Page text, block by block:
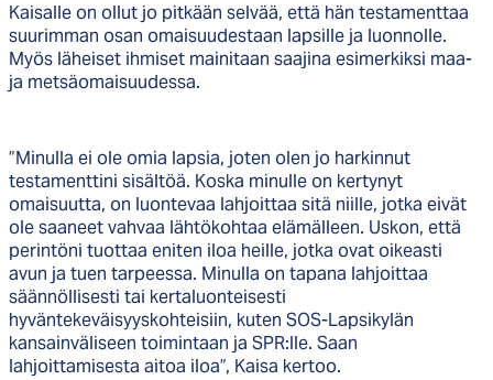
Kaisalle on ollut jo pitkään selvää, että hän testamenttaa
suurimman osan omaisuudestaan lapsille ja luonnolle.
Myös läheiset ihmiset mainitaan saajina esimerkiksi maa-
ja metsäomaisuudessa.
”Minulla ei ole omia lapsia, joten olen jo harkinnut
testamenttini sisältöä. Koska minulle on kertynyt
omaisuutta, on luontevaa lahjoittaa sitä niille, jotka eivät
ole saaneet vahvaa lähtökohtaa elämälleen. Uskon, että
perintöni tuottaa eniten iloa heille, jotka ovat oikeasti
avun ja tuen tarpeessa. Minulla on tapana lahjoittaa
säännöllisesti tai kertaluonteisesti
hyväntekeväisyyskohteisiin, kuten SOS-Lapsikylän
kansainväliseen toimintaan ja SPR:lle. Saan
lahjoittamisesta aitoa iloa”, Kaisa kertoo.